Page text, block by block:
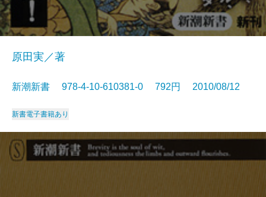
原田実／著
新潮新書 978-4-10-610381-0 792円 2010/08/12
新書電子書籍あり